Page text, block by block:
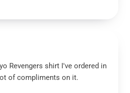
Revengers shirt I've ordered in
of compliments on it.